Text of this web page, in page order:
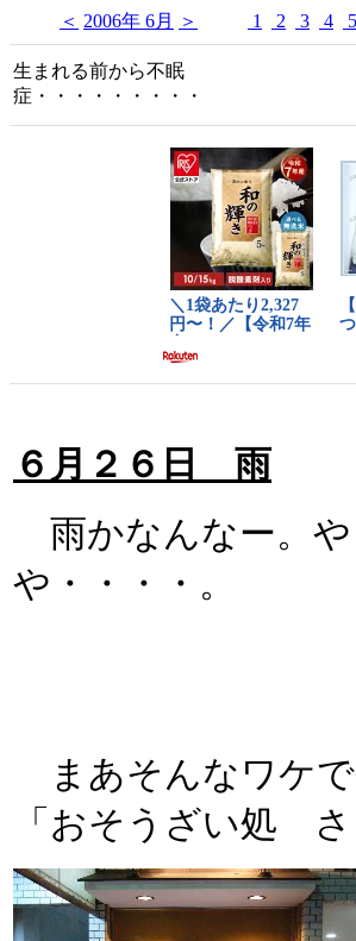
＜ 2006年 6月 ＞ 1 2 3 4 5
生まれる前から不眠
症・・・・・・・・・
６月２６日 雨
雨かなんなー。や
や・・・・。
まあそんなワケで
「おそうざい処